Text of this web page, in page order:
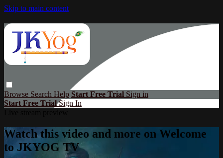
Skip to main content
Browse Search Help Start Free Trial Sign in
Start Free TrialSign In
Watch this video and more on Welcome
to JKYOG TV